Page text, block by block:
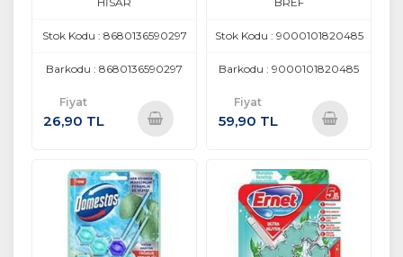
Stok Kodu : 8680136590297
Barkodu : 8680136590297
Fiyat
26,90 TL
Ekle
Stok Kodu : 9000101820485
Barkodu : 9000101820485
Fiyat
59,90 TL
Ekle